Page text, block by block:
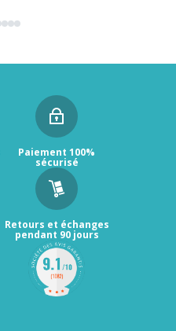
Paiement 100%
sécurisé
Retours et échanges
pendant 90 jours